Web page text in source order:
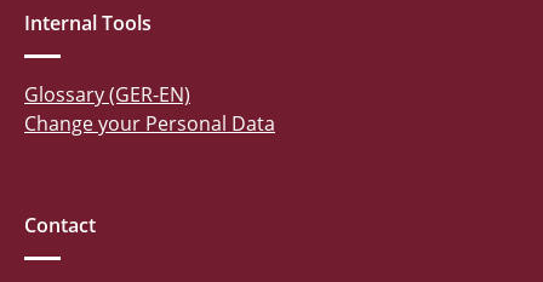
Internal Tools
Glossary (GER-EN)
Change your Personal Data
Contact